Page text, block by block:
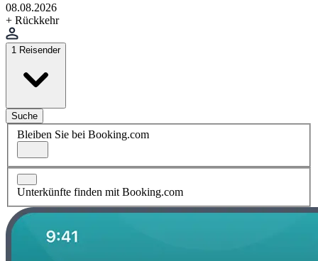
08.08.2026
+ Rückkehr
1 Reisender
Suche
Bleiben Sie bei Booking.com
Unterkünfte finden mit Booking.com